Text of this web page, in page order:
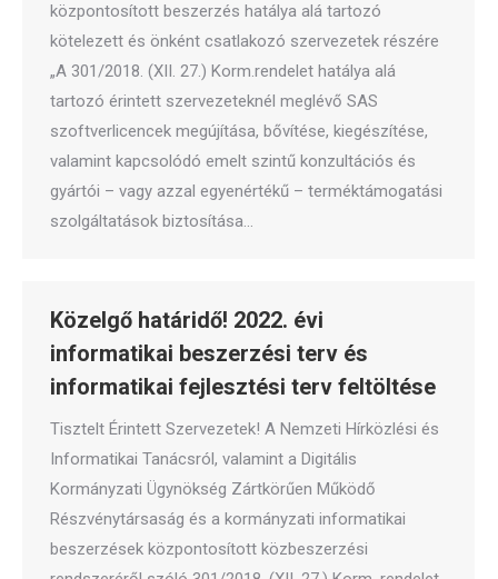
központosított beszerzés hatálya alá tartozó
kötelezett és önként csatlakozó szervezetek részére
„A 301/2018. (XII. 27.) Korm.rendelet hatálya alá
tartozó érintett szervezeteknél meglévő SAS
szoftverlicencek megújítása, bővítése, kiegészítése,
valamint kapcsolódó emelt szintű konzultációs és
gyártói – vagy azzal egyenértékű – terméktámogatási
szolgáltatások biztosítása…
Közelgő határidő! 2022. évi
informatikai beszerzési terv és
informatikai fejlesztési terv feltöltése
Tisztelt Érintett Szervezetek! A Nemzeti Hírközlési és
Informatikai Tanácsról, valamint a Digitális
Kormányzati Ügynökség Zártkörűen Működő
Részvénytársaság és a kormányzati informatikai
beszerzések központosított közbeszerzési